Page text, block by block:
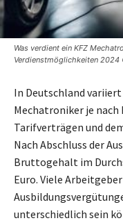
Was verdient ein KFZ
Verdienstmöglichkeiten 2024
In Deutschland
Mechatroniker je nach
Tarifverträgen und
Nach Abschluss der
Bruttogehalt im
Euro. Viele
unterschiedlich sein